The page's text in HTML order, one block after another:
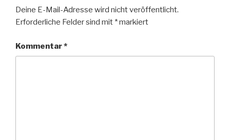
Deine E-Mail-Adresse wird nicht veröffentlicht.
Erforderliche Felder sind mit *markiert
Kommentar*